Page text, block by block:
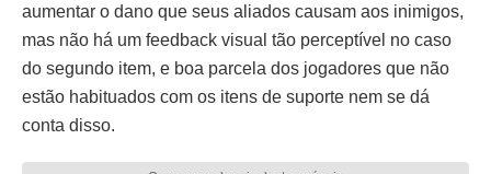
aumentar o dano que seus aliados causam aos inimigos,
mas não há um feedback visual tão perceptível no caso
do segundo item, e boa parcela dos jogadores que não
estão habituados com os itens de suporte nem se dá
conta disso.